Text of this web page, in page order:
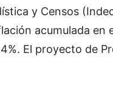
y Censos
acumulada en
El proyecto de